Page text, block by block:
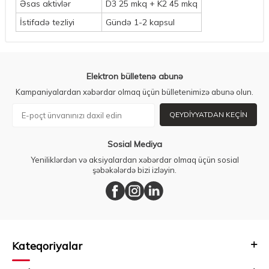
Əsas aktivlər
D3 25 mkq + K2 45 mkq
İstifadə tezliyi
Gündə 1-2 kapsul
Elektron bülletenə abunə
Kampaniyalardan xəbərdar olmaq üçün bülletenimizə abunə olun.
QEYDIYYATDAN KEÇIN
Sosial Mediya
Yeniliklərdən və aksiyalardan xəbərdar olmaq üçün sosial
şəbəkələrdə bizi izləyin.
Kateqoriyalar